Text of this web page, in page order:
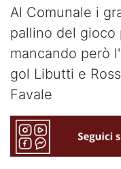
Al Comunale i
pallino del gioco
mancando però
gol Libutti e
Favale